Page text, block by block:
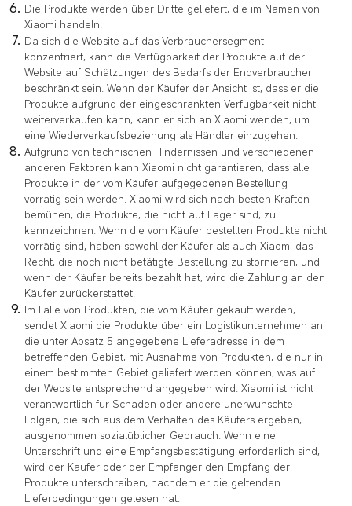
Die Produkte werden über Dritte geliefert, die im Namen von
Xiaomi handeln.
Da sich die Website auf das Verbrauchersegment
konzentriert, kann die Verfügbarkeit der Produkte auf der
Website auf Schätzungen des Bedarfs der Endverbraucher
beschränkt sein. Wenn der Käufer der Ansicht ist, dass er die
Produkte aufgrund der eingeschränkten Verfügbarkeit nicht
weiterverkaufen kann, kann er sich an Xiaomi wenden, um
eine Wiederverkaufsbeziehung als Händler einzugehen.
Aufgrund von technischen Hindernissen und verschiedenen
anderen Faktoren kann Xiaomi nicht garantieren, dass alle
Produkte in der vom Käufer aufgegebenen Bestellung
vorrätig sein werden. Xiaomi wird sich nach besten Kräften
bemühen, die Produkte, die nicht auf Lager sind, zu
kennzeichnen. Wenn die vom Käufer bestellten Produkte nicht
vorrätig sind, haben sowohl der Käufer als auch Xiaomi das
Recht, die noch nicht betätigte Bestellung zu stornieren, und
wenn der Käufer bereits bezahlt hat, wird die Zahlung an den
Käufer zurückerstattet.
Im Falle von Produkten, die vom Käufer gekauft werden,
sendet Xiaomi die Produkte über ein Logistikunternehmen an
die unter Absatz 5 angegebene Lieferadresse in dem
betreffenden Gebiet, mit Ausnahme von Produkten, die nur in
einem bestimmten Gebiet geliefert werden können, was auf
der Website entsprechend angegeben wird. Xiaomi ist nicht
verantwortlich für Schäden oder andere unerwünschte
Folgen, die sich aus dem Verhalten des Käufers ergeben,
ausgenommen sozialüblicher Gebrauch. Wenn eine
Unterschrift und eine Empfangsbestätigung erforderlich sind,
wird der Käufer oder der Empfänger den Empfang der
Produkte unterschreiben, nachdem er die geltenden
Lieferbedingungen gelesen hat.